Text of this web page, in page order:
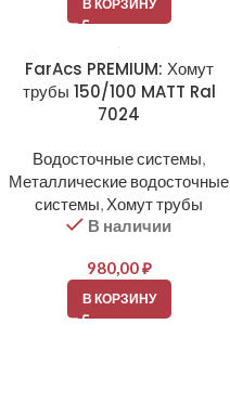
В КОРЗИНУ
FarAcs PREMIUM: Хомут
трубы 150/100 MATT Ral
7024
Водосточные системы
Металлические водосточные
системы Хомут трубы
В наличии
980,00₽
В КОРЗИНУ